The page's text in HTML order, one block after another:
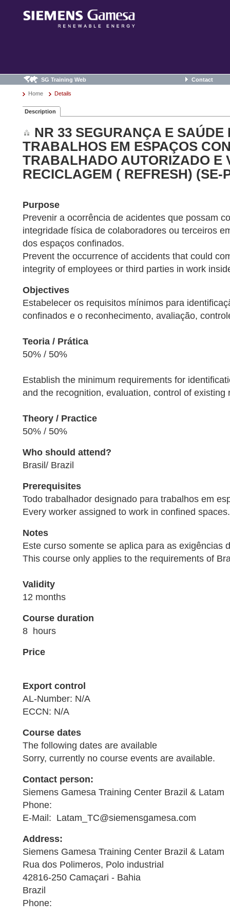
SG Training Web Contact
Home Details
Description
NR 33 SEGURANÇA E SAÚDE
TRABALHOS EM ESPAÇOS
TRABALHADO AUTORIZADO E
RECICLAGEM ( REFRESH) (SE-
Purpose
Prevenir a ocorrência de acidentes que possam
integridade física de colaboradores ou terceiros
dos espaços confinados.
Prevent the occurrence of accidents that could
integrity of employees or third parties in work
Objectives
Estabelecer os requisitos mínimos para
confinados e o reconhecimento, avaliação,
Teoria / Prática
50% / 50%
Establish the minimum requirements for
and the recognition, evaluation, control of existing
Theory / Practice
50% / 50%
Who should attend?
Brasil/ Brazil
Prerequisites
Todo trabalhador designado para trabalhos em
Every worker assigned to work in confined spaces.
Notes
Este curso somente se aplica para as exigências
This course only applies to the requirements of
Validity
12 months
Course duration
8 hours
Price
Export control
AL-Number: N/A
ECCN: N/A
Course dates
The following dates are available
Sorry, currently no course events are available.
Contact person:
Siemens Gamesa Training Center Brazil & Latam
Phone:
E-Mail: Latam_TC@siemensgamesa.com
Address:
Siemens Gamesa Training Center Brazil & Latam
Rua dos Polimeros, Polo industrial
42816-250 Camaçari - Bahia
Brazil
Phone: